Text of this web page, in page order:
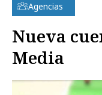
Agencias
Nueva
Media